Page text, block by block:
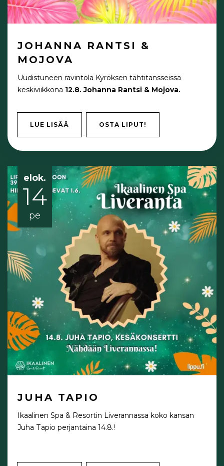
JOHANNA RANTSI &
MOJOVA
Uudistuneen ravintola Kyröksen tähtitansseissa
keskiviikkona 12.8. Johanna Rantsi & Mojova.
LUE LISÄÄ OSTA LIPUT!
elok.
14
pe
JUHA TAPIO
Ikaalinen Spa & Resortin Liverannassa koko kansan
Juha Tapio perjantaina 14.8.!